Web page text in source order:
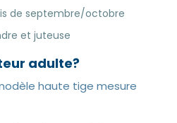
de septembre/octobre
et juteuse
adulte?
haute tige mesure